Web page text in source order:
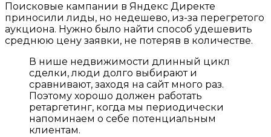
Поисковые кампании в Яндекс Директе
приносили лиды, но недешево, из-за перегретого
аукциона. Нужно было найти способ удешевить
среднюю цену заявки, не потеряв в количестве.
В нише недвижимости длинный цикл
сделки, люди долго выбирают и
сравнивают, заходя на сайт много раз.
Поэтому хорошо должен работать
ретаргетинг, когда мы периодически
напоминаем о себе потенциальным
клиентам.